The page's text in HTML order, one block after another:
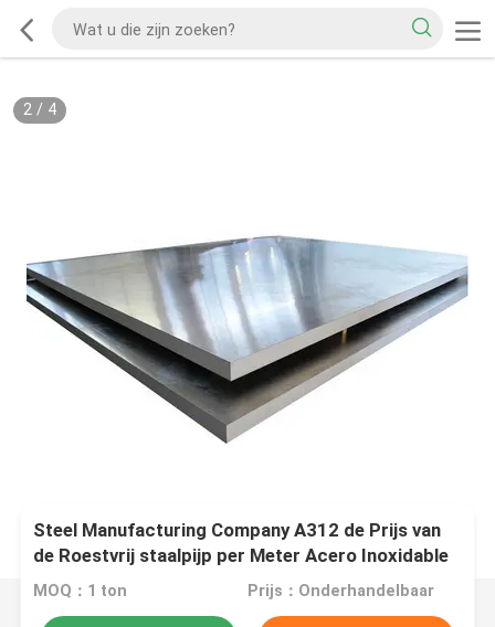
2/ 4
Steel Manufacturing Company A312 de Prijs van
de Roestvrij staalpijp per Meter Acero Inoxidable
Tubo
MOQ：1 ton Prijs：Onderhandelbaar